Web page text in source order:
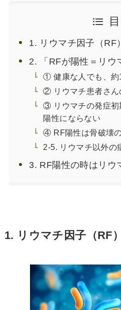
1. リウマチ因子（RF
2. 「RFが陽性＝リウ
① 健康な人でも、約
② リウマチ患者さん
③ リウマチの発症初
陽性にならない
④ RF陽性は骨破壊
2-5. リウマチ以外の
3. RF陽性の時はリウ
1. リウマチ因子（RF